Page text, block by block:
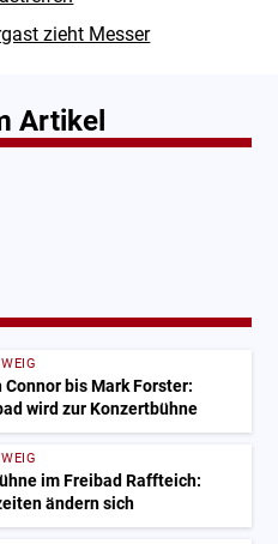
zieht Messer
Artikel
Connor bis Mark Forster:
wird zur Konzertbühne
im Freibad Raffteich:
ändern sich